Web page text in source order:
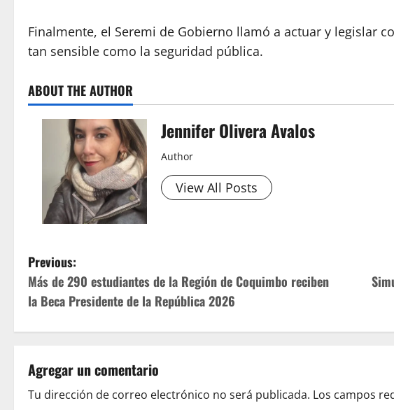
Finalmente, el Seremi de Gobierno llamó a actuar y legislar
tan sensible como la seguridad pública.
ABOUT THE AUTHOR
Jennifer Olivera Avalos
Author
View All Posts
P
o
s
n
Previous:
Más de 290 estudiantes de la Región de Coquimbo reciben
la Beca Presidente de la República 2026
Agregar un comentario
Tu dirección de correo electrónico no será publicada. Los campos